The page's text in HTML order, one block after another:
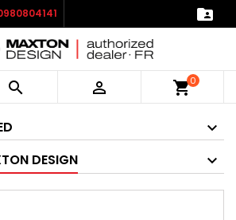

  shopping_cart0
DESIGN